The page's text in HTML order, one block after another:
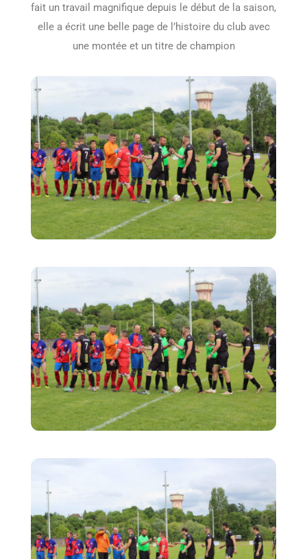
fait un travail magnifique depuis le début de la saison,
elle a écrit une belle page de l’histoire du club avec
une montée et un titre de champion